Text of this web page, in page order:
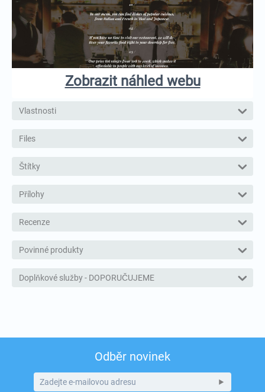
Zobrazit náhled webu
Vlastnosti
Files
Štítky
Přílohy
Recenze
Povinné produkty
Doplňkové služby - DOPORUČUJEME
Odběr novinek